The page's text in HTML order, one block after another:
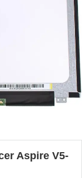
Aspire V5-